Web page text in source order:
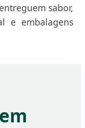
sabor,
e embalagens